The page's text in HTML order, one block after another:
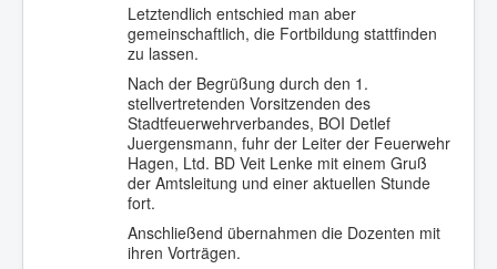
Letztendlich entschied man aber
gemeinschaftlich, die Fortbildung stattfinden
zu lassen.
Nach der Begrüßung durch den 1.
stellvertretenden Vorsitzenden des
Stadtfeuerwehrverbandes, BOI Detlef
Juergensmann, fuhr der Leiter der Feuerwehr
Hagen, Ltd. BD Veit Lenke mit einem Gruß
der Amtsleitung und einer aktuellen Stunde
fort.
Anschließend übernahmen die Dozenten mit
ihren Vorträgen.